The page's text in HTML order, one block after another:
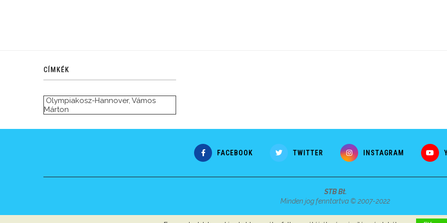
CÍMKÉK
Olympiakosz-Hannover, Vámos
Márton
FACEBOOK TWITTER INSTAGRAM
STB Bt.
Minden jog fenntartva © 2007-2022